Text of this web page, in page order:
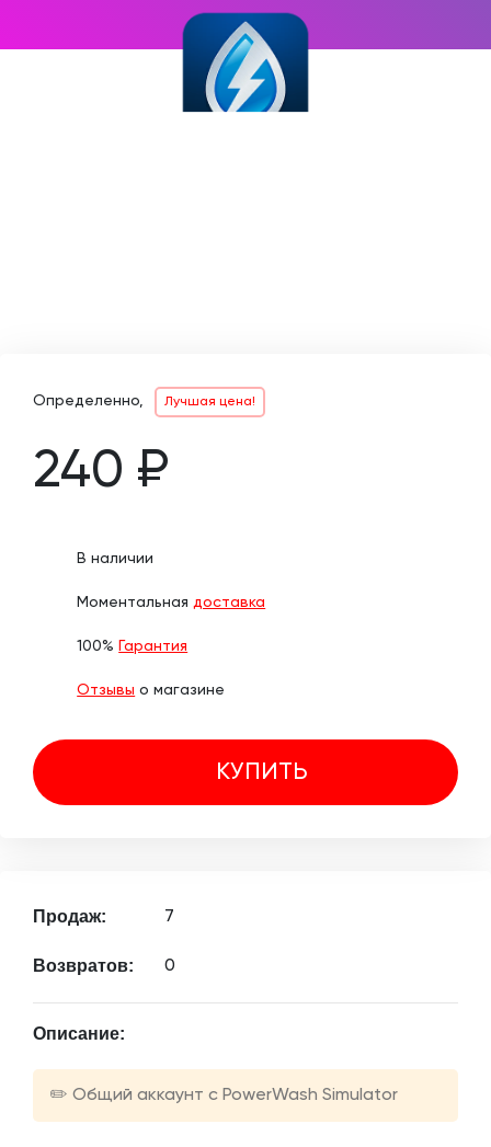
Определенно, Лучшая цена!
240 ₽
В наличии
Моментальнаядоставка
100% Гарантия
Отзывы о магазине
КУПИТЬ
Продаж: 7
Возвратов: 0
Описание:
✏️ Общий аккаунт с PowerWash Simulator